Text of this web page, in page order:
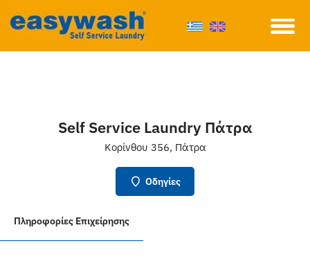
Self Service Laundry Πάτρα
Κορίνθου 356, Πάτρα
Οδηγίες
Πληροφορίες Επιχείρησης